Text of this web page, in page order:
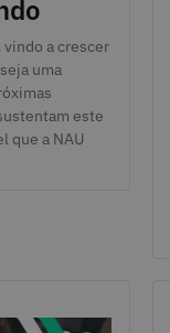
a crescer
uma
este
que a NAU